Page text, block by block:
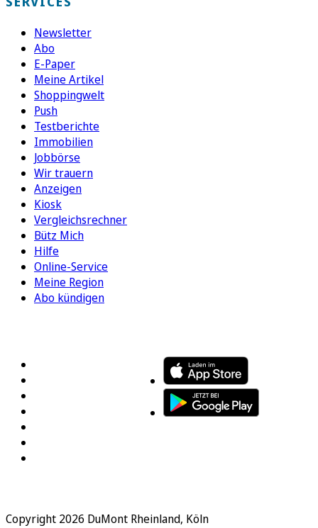
Newsletter
Abo
E-Paper
Meine Artikel
Shoppingwelt
Push
Testberichte
Immobilien
Jobbörse
Wir trauern
Anzeigen
Kiosk
Vergleichsrechner
Bütz Mich
Hilfe
Online-Service
Meine Region
Abo kündigen
Copyright 2026 DuMont Rheinland, Köln